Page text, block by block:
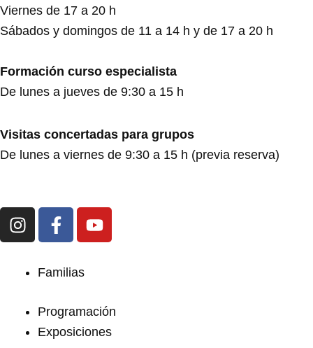
Viernes de 17 a 20 h
Sábados y domingos de 11 a 14 h y de 17 a 20 h
Formación curso especialista
De lunes a jueves de 9:30 a 15 h
Visitas concertadas para grupos
De lunes a viernes de 9:30 a 15 h (previa reserva)
I
n
a
F
a
e
o
k
Y
o
b
e
Familias
Programación
Exposiciones